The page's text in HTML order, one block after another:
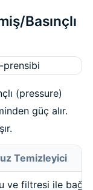
Basınçlı
(pressure)
güç alır.
Temizleyici
ve filtresi ile